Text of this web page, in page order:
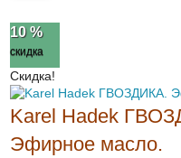
10 %
скидка
Скидка!
Karel Hadek
Эфирное масло.